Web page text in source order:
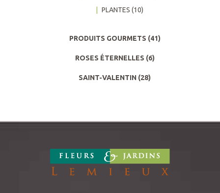
PLANTES (10)
PRODUITS GOURMETS (41)
ROSES ÉTERNELLES (6)
SAINT-VALENTIN (28)